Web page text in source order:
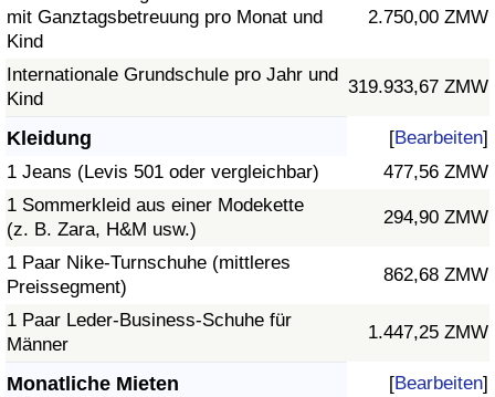
mit Ganztagsbetreuung pro Monat und
Kind
2.750,00 ZMW
Internationale Grundschule pro Jahr und
Kind
319.933,67 ZMW
Kleidung [Bearbeiten]
1 Jeans (Levis 501 oder vergleichbar)
477,56 ZMW
1 Sommerkleid aus einer Modekette
(z. B. Zara, H&M usw.)
294,90 ZMW
1 Paar Nike-Turnschuhe (mittleres
Preissegment)
862,68 ZMW
1 Paar Leder-Business-Schuhe für
Männer
1.447,25 ZMW
Monatliche Mieten [Bearbeiten]